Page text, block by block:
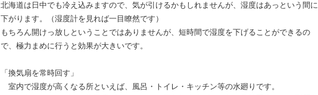
北海道は日中でも冷え込みますので、気が引けるかもしれませんが、湿度はあっという間に
下がります。（湿度計を見れば一目瞭然です）
もちろん開けっ放しということではありませんが、短時間で湿度を下げることができるの
で、極力まめに行うと効果が大きいです。
「換気扇を常時回す」
室内で湿度が高くなる所といえば、風呂・トイレ・キッチン等の水廻りです。